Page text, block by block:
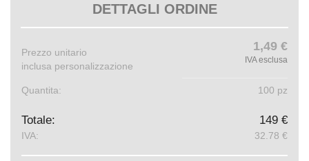
DETTAGLI ORDINE
Prezzo unitario
inclusa personalizzazione
1,49 €
IVA esclusa
Quantita: 100 pz
Totale: 149 €
IVA: 32.78 €